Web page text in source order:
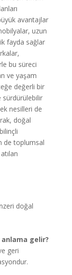
avantajlar
uzun
fayda sağlar
bu süreci
ve yaşam
değerli bir
sürdürülebilir
nesilleri de
doğal
de toplumsal
doğal
gelir?
geri